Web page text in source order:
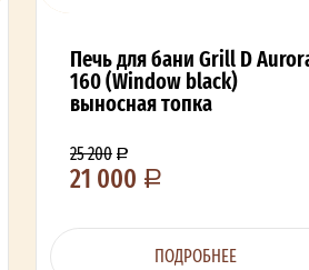
Печь для бани Grill D
160 (Window black)
выносная топка
25 200
21 000
ПОДРОБНЕЕ